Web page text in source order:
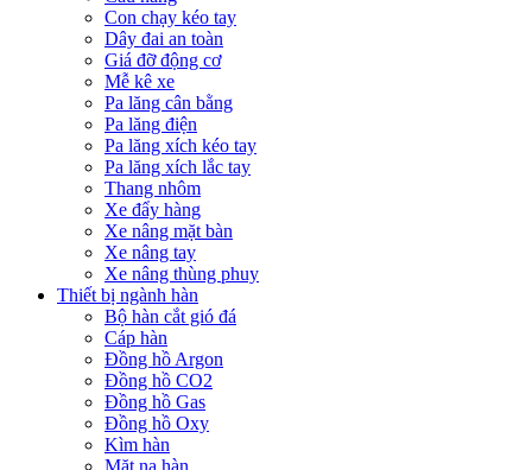
Con chạy kéo tay
Dây đai an toàn
Giá đỡ động cơ
Mễ kê xe
Pa lăng cân bằng
Pa lăng điện
Pa lăng xích kéo tay
Pa lăng xích lắc tay
Thang nhôm
Xe đẩy hàng
Xe nâng mặt bàn
Xe nâng tay
Xe nâng thùng phuy
Thiết bị ngành hàn
Bộ hàn cắt gió đá
Cáp hàn
Đồng hồ Argon
Đồng hồ CO2
Đồng hồ Gas
Đồng hồ Oxy
Kìm hàn
Mặt nạ hàn